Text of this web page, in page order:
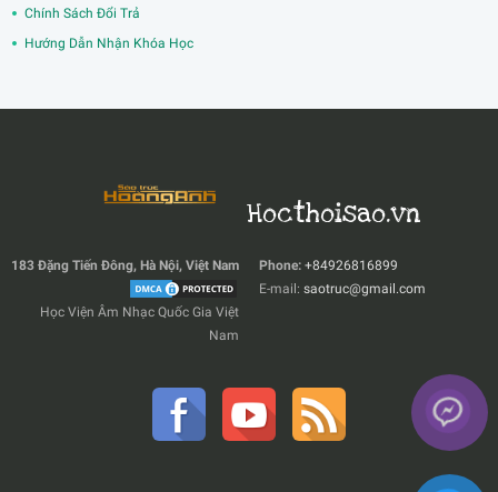
Chính Sách Đổi Trả
Hướng Dẫn Nhận Khóa Học
Hocthoisao.vn
Phone: +84926816899
E-mail: saotruc@gmail.com
183 Đặng Tiến Đông, Hà Nội, Việt Nam
Học Viện Âm Nhạc Quốc Gia Việt
Nam